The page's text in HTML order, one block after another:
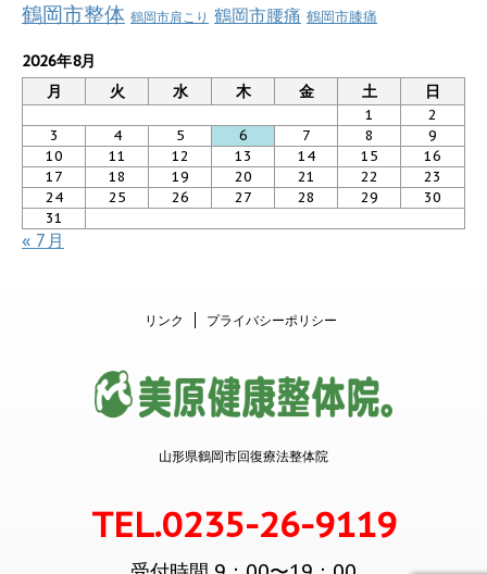
鶴岡市整体 鶴岡市肩こり 鶴岡市腰痛 鶴岡市膝痛
2026年8月
月
火 水 木 金 土 日
1
2
3
4 5 6 7 8
9
10
11 12 13 14 15
16
17
18 19 20 21 22
23
24
25 26 27 28 29
30
31
« 7月
リンク プライバシーポリシー
山形県鶴岡市回復療法整体院
TEL.0235-26-9119